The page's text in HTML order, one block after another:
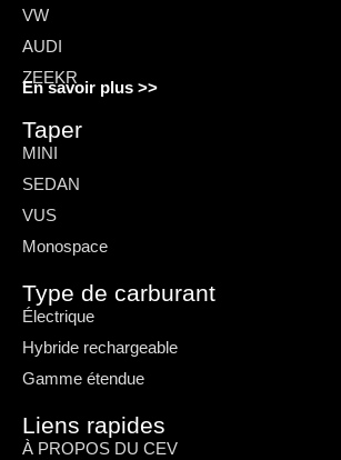
VW
AUDI
ZEEKR
En savoir plus >>
Taper
MINI
SEDAN
VUS
Monospace
Type de carburant
Électrique
Hybride rechargeable
Gamme étendue
Liens rapides
À PROPOS DU CEV